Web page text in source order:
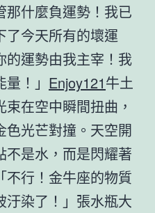
那什麼負運勢！我已
了今天所有的壞運
的運勢由我主宰！我
！」 Enjoy121牛土
在空中瞬間扭曲，
色光芒對撞。天空開
不是水，而是閃耀著
不行！金牛座的物質
汙染了！」張水瓶大